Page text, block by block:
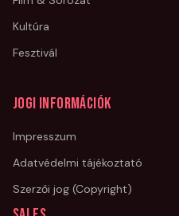
Kultúra
Fesztivál
Jogi információk
Impresszum
Adatvédelmi tájékoztató
Szerzői jog (Copyright)